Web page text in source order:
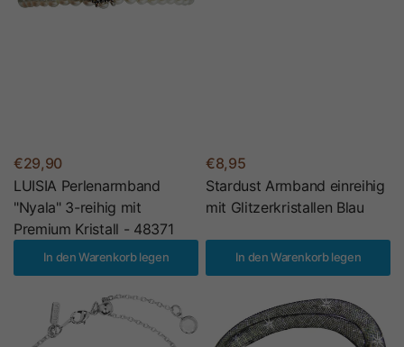
€29,90
LUISIA Perlenarmband
"Nyala" 3-reihig mit
Premium Kristall - 48371
In den Warenkorb legen
€8,95
Stardust Armband einreihig
mit Glitzerkristallen Blau
In den Warenkorb legen